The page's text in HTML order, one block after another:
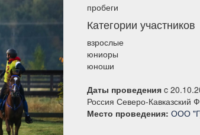
пробеги
Категории участников
взрослые
юниоры
юноши
Даты проведения c
Россия Северо-Кавказский
Место проведения: ООО